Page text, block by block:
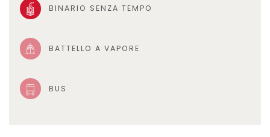
BINARIO SENZA TEMPO
BATTELLO A VAPORE
BUS